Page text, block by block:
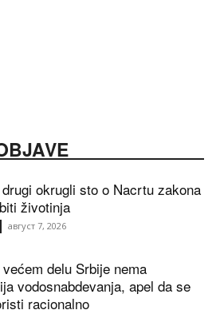
okrugli sto o Nacrtu zakona
životinja
август 7, 2026
delu Srbije nema
vodosnabdevanja, apel da se
racionalno